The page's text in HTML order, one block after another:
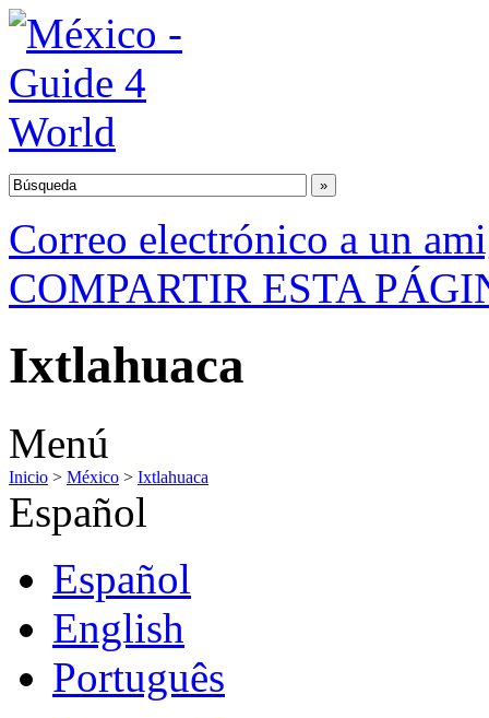
Correo electrónico a un
COMPARTIR ESTA
Ixtlahuaca
Menú
Inicio > México > Ixtlahuaca
Español
Español
English
Português